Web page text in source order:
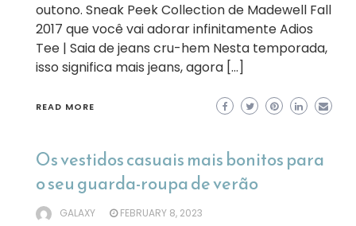
outono. Sneak Peek Collection de Madewell Fall
2017 que você vai adorar infinitamente Adios
Tee | Saia de jeans cru-hem Nesta temporada,
isso significa mais jeans, agora […]
READ MORE
Os vestidos casuais mais bonitos para
o seu guarda-roupa de verão
GALAXY FEBRUARY 8, 2023